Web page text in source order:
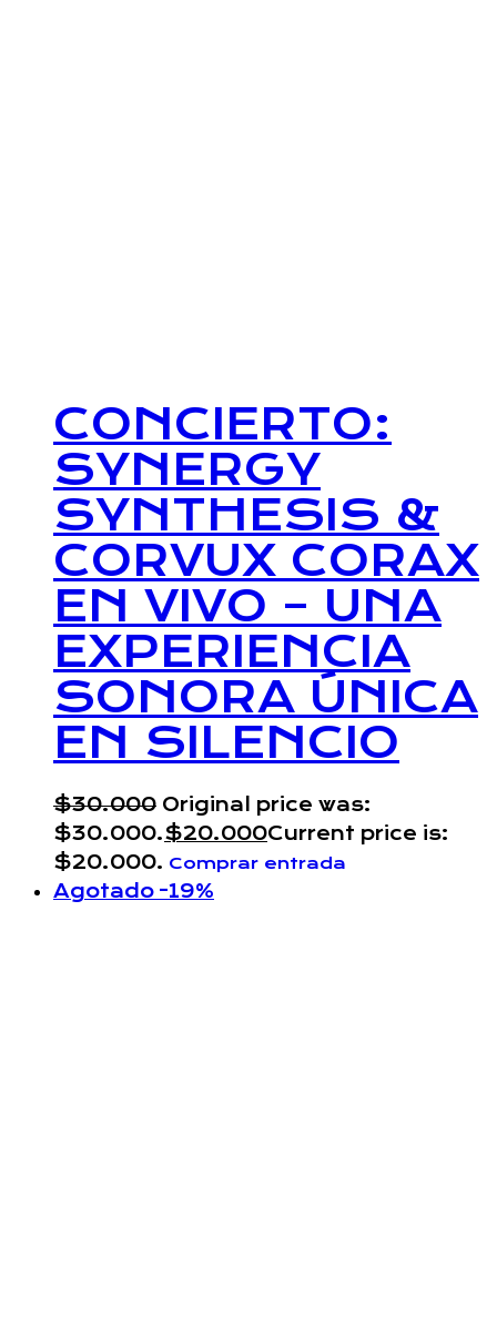
CONCIERTO:
SYNERGY
SYNTHESIS &
CORVUX CORAX
EN VIVO – UNA
EXPERIENCIA
SONORA ÚNICA
EN SILENCIO
$30.000 Original price was:
$30.000.$20.000Current price is:
$20.000. Comprar entrada
Agotado -19%